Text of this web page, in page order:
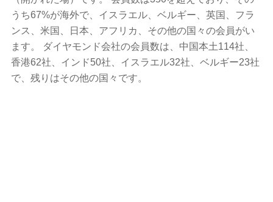
うち67%が海外で、イスラエル、ベルギー、英国、フラ
ンス、米国、日本、アフリカ、その他の国々の会員がい
ます。 ダイヤモンド会社の会員数は、中国本土114社、
香港62社、インド50社、イスラエル32社、ベルギー23社
で、残りはその他の国々です。